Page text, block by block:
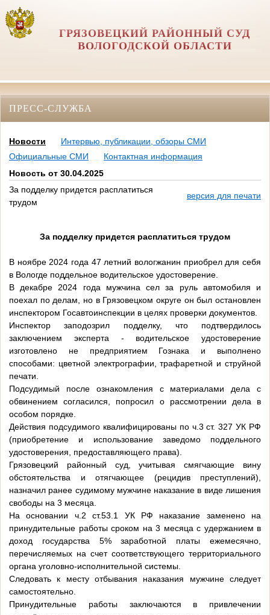
ГРЯЗОВЕЦКИЙ РАЙОННЫЙ СУД
ВОЛОГОДСКОЙ ОБЛАСТИ
ПРЕСС-СЛУЖБА
Новости
Интервью, публикации, обзоры СМИ
Официальные СМИ
Контактная информация
Новость от 30.04.2025
За подделку придется расплатиться
трудом
версия для печати
За подделку придется расплатиться трудом
В ноябре 2024 года 47 летний вологжанин приобрел для себя
в Вологде поддельное водительское удостоверение.
В декабре 2024 года мужчина сел за руль автомобиля и
поехал по делам, но в Грязовецком округе он был остановлен
инспектором Госавтоинспекции в целях проверки документов.
Инспектор заподозрил подделку, что подтвердилось
заключением эксперта - водительское удостоверение
изготовлено не предприятием Гознака и выполнено
способами: цветной электрографии, трафаретной и струйной
печати.
Подсудимый после ознакомления с материалами дела с
обвинением согласился, попросил о рассмотрении дела в
особом порядке.
Действия подсудимого квалифицированы по ч.3 ст. 327 УК РФ
(приобретение и использование заведомо поддельного
удостоверения, предоставляющего права).
Грязовецкий районный суд, учитывая смягчающие вину
обстоятельства и отягчающее (рецидив преступлений),
назначил ранее судимому мужчине наказание в виде лишения
свободы на 3 месяца.
На основании ч.2 ст.53.1 УК РФ наказание заменено на
принудительные работы сроком на 3 месяца с удержанием в
доход государства 5% заработной платы ежемесячно,
перечисляемых на счет соответствующего территориального
органа уголовно-исполнительной системы.
Следовать к месту отбывания наказания мужчине следует
самостоятельно.
Принудительные работы заключаются в привлечении